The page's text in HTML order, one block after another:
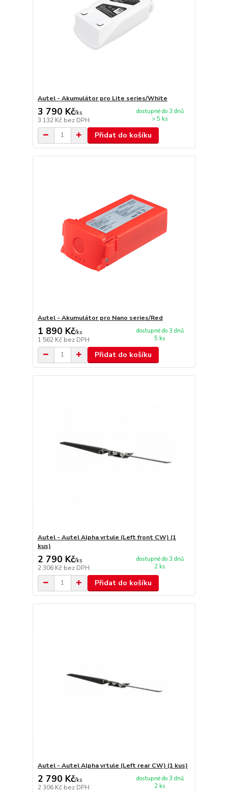
Autel - Akumulátor pro Lite series/White
3 790 Kč/ks
3 132 Kč bez DPH
dostupné do 3 dnů
> 5 ks
Přidat do košíku
Autel - Akumulátor pro Nano series/Red
1 890 Kč/ks
1 562 Kč bez DPH
dostupné do 3 dnů
5 ks
Přidat do košíku
Autel - Autel Alpha vrtule (Left front CW) (1
kus)
2 790 Kč/ks
2 306 Kč bez DPH
dostupné do 3 dnů
2 ks
Přidat do košíku
Autel - Autel Alpha vrtule (Left rear CW) (1 kus)
2 790 Kč/ks
2 306 Kč bez DPH
dostupné do 3 dnů
2 ks